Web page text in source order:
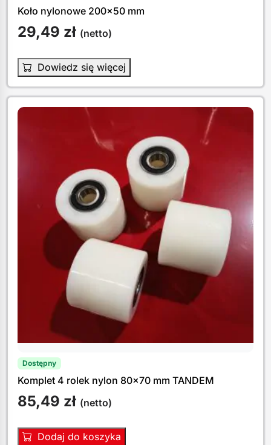
Koło nylonowe 200×50 mm
29,49 zł (netto)
Dowiedz się więcej
Dostępny
Komplet 4 rolek nylon 80×70 mm TANDEM
85,49 zł (netto)
Dodaj do koszyka